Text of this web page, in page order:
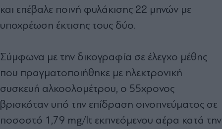
και επέβαλε ποινή φυλάκισης 22 μηνών με
υποχρέωση έκτισης τους δύο.
Σύμφωνα με την δικογραφία σε έλεγχο μέθης
που πραγματοποιήθηκε με ηλεκτρονική
συσκευή αλκοολομέτρου, ο 55χρονος
βρισκόταν υπό την επίδραση οινοπνεύματος σε
ποσοστό 1,79 mg/lt εκπνεόμενου αέρα κατά την